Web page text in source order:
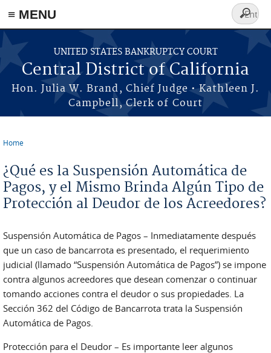
≡ MENU
Skip to main content
UNITED STATES BANKRUPTCY COURT
Central District of California
Hon. Julia W. Brand, Chief Judge • Kathleen J.
Campbell, Clerk of Court
Search
form
Home
¿Qué es la Suspensión Automática de
Pagos, y el Mismo Brinda Algún Tipo de
Protección al Deudor de los Acreedores?
Suspensión Automática de Pagos – Inmediatamente después
que un caso de bancarrota es presentado, el requerimiento
judicial (llamado “Suspensión Automática de Pagos”) se impone
contra algunos acreedores que desean comenzar o continuar
tomando acciones contra el deudor o sus propiedades. La
Sección 362 del Código de Bancarrota trata la Suspensión
Automática de Pagos.
Protección para el Deudor – Es importante leer algunos